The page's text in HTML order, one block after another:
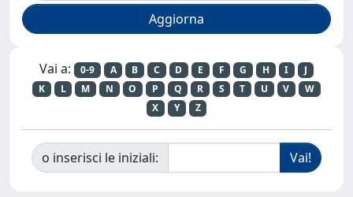
Vai a: 0-9 A B C D E F G H I
J
K
L M N O P Q R S T U V
W
X
Y Z
o inserisci le iniziali: